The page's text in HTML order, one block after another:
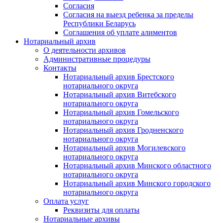
Согласия
Согласия на выезд ребенка за пределы
Республики Беларусь
Соглашения об уплате алиментов
Нотариальный архив
О деятельности архивов
Административные процедуры
Контакты
Нотариальный архив Брестского
нотариального округа
Нотариальный архив Витебского
нотариального округа
Нотариальный архив Гомельского
нотариального округа
Нотариальный архив Гродненского
нотариального округа
Нотариальный архив Могилевского
нотариального округа
Нотариальный архив Минского областного
нотариального округа
Нотариальный архив Минского городского
нотариального округа
Оплата услуг
Реквизиты для оплаты
Нотариальные архивы